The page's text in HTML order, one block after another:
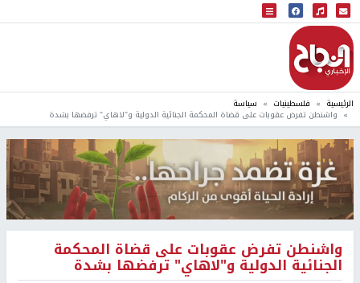
البث المباشر
إذاعة النجاح
الرئيسية فلسطينيات سياسة
واشنطن تفرض عقوبات على قضاة المحكمة الجنائية الدولية و"لاهاي" ترفضها بشدة
واشنطن تفرض عقوبات على قضاة المحكمة
الجنائية الدولية و"لاهاي" ترفضها بشدة